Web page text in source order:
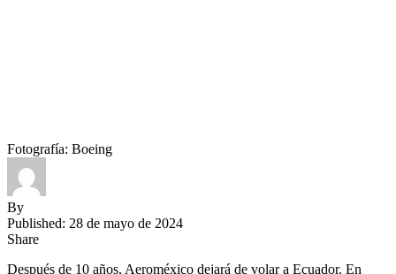
Fotografía: Boeing
By
Published: 28 de mayo de 2024
Share
Después de 10 años, Aeroméxico dejará de volar a Ecuador. En